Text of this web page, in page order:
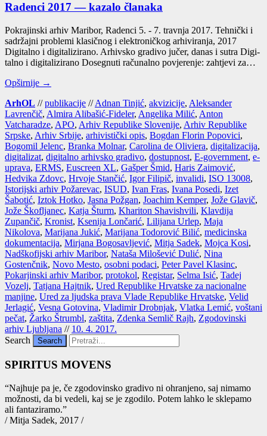
Radenci 2017 — kazalo članaka
Pokrajinski arhiv Maribor, Radenci 5. - 7. travnja 2017. Tehnički i
sadržajni problemi klasičnog i elektroničkog arhiviranja, 2017
Digitalno i digitalizirano. Arhivsko gradivo jučer, danas i sutra Digi­
tal­no i digi­ta­li­zi­ra­no Dosegnuti računalno povjerenje: zahtjevi za…
Opširnije →
ArhOL // publikacije // Adnan Tinjić, akvizicije, Aleksander
Lavrenčič, Almira Alibašić-Fideler, Angelika Milić, Anton
Vatcharadze, APO, Arhiv Republike Slovenije, Arhiv Republike
Srpske, Arhiv Srbije, arhivistički opis, Bogdan Florin Popovici,
Bogomil Jelenc, Branka Molnar, Carolina de Oliviera, digitalizacija,
digitalizat, digitalno arhivsko gradivo, dostupnost, E-government, e-
uprava, ERMS, Euscreen XL, Gašper Šmid, Haris Zaimović,
Hedvika Zdovc, Hrvoje Stančić, Igor Filipič, invalidi, ISO 13008,
Istorijski arhiv Požarevac, ISUD, Ivan Fras, Ivana Posedi, Izet
Šabotić, Iztok Hotko, Jasna Požgan, Joachim Kemper, Jože Glavič,
Jože Škofljanec, Katja Šturm, Khariton Shavishvili, Klavdija
Zupančič, Kronist, Ksenija Lončarić, Lilijana Urlep, Maja
Nikolova, Marijana Jukić, Marijana Todorović Bilić, medicinska
dokumentacija, Mirjana Bogosavljević, Mitja Sadek, Mojca Kosi,
Nadškofijski arhiv Maribor, Nataša Milošević Dulić, Nina
Gostenčnik, Novo Mesto, osobni podaci, Peter Pavel Klasinc,
Pokarjinski arhiv Maribor, protokol, Registar, Selma Isić, Tadej
Vozelj, Tatjana Hajtnik, Ured Republike Hrvatske za nacionalne
manjine, Ured za ljudska prava Vlade Republike Hrvatske, Velid
Jerlagić, Vesna Gotovina, Vladimir Drobnjak, Vlatka Lemić, voštani
pečat, Žarko Štrumbl, zaštita, Zdenka Semlič Rajh, Zgodovinski
arhiv Ljubljana // 10. 4. 2017.
Search
SPIRITUS MOVENS
“Naj­hu­je pa je, če zgo­do­vin­sko gra­di­vo ni ohra­nje­no, saj nima­mo
mož­nos­ti, da bi vede­li, kaj se je zgo­di­lo. Potem lah­ko le skle­pa­mo
ali fan­ta­zi­ra­mo.”
/ Mitja Sadek, 2017 /